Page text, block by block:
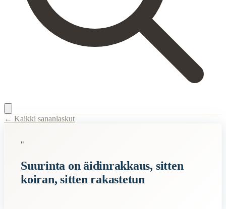
Semantic Themes
← Kaikki sananlaskut
"
Suurinta on äidinrakkaus, sitten
koiran, sitten rakastetun